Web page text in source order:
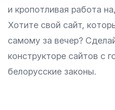
и кропотливая работа
Хотите свой сайт,
самому за вечер?
конструкторе сайтов с
белорусские законы.